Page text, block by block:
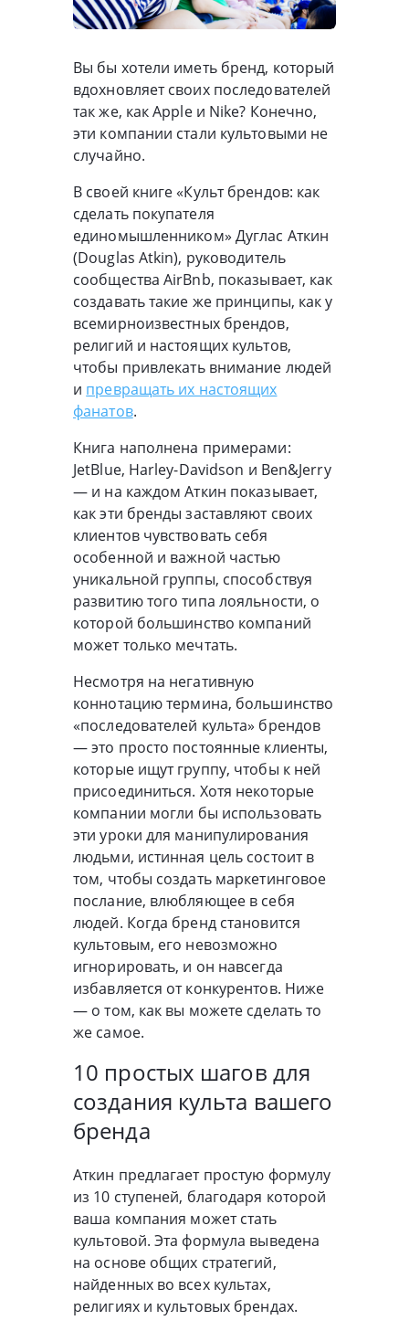
Вы бы хотели иметь бренд, который
вдохновляет своих последователей
так же, как Apple и Nike? Конечно,
эти компании стали культовыми не
случайно.
В своей книге «Культ брендов: как
сделать покупателя
единомышленником» Дуглас Аткин
(Douglas Atkin), руководитель
сообщества AirBnb, показывает, как
создавать такие же принципы, как у
всемирноизвестных брендов,
религий и настоящих культов,
чтобы привлекать внимание людей
и превращать их настоящих
фанатов.
Книга наполнена примерами:
JetBlue, Harley-Davidson и Ben&Jerry
— и на каждом Аткин показывает,
как эти бренды заставляют своих
клиентов чувствовать себя
особенной и важной частью
уникальной группы, способствуя
развитию того типа лояльности, о
которой большинство компаний
может только мечтать.
Несмотря на негативную
коннотацию термина, большинство
«последователей культа» брендов
— это просто постоянные клиенты,
которые ищут группу, чтобы к ней
присоединиться. Хотя некоторые
компании могли бы использовать
эти уроки для манипулирования
людьми, истинная цель состоит в
том, чтобы создать маркетинговое
послание, влюбляющее в себя
людей. Когда бренд становится
культовым, его невозможно
игнорировать, и он навсегда
избавляется от конкурентов. Ниже
— о том, как вы можете сделать то
же самое.
10 простых шагов для
создания культа вашего
бренда
Аткин предлагает простую формулу
из 10 ступеней, благодаря которой
ваша компания может стать
культовой. Эта формула выведена
на основе общих стратегий,
найденных во всех культах,
религиях и культовых брендах.